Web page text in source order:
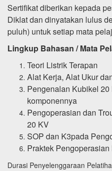
Sertifikat diberikan kepada
Diklat dan dinyatakan lulus
puluh) untuk setiap mata
Lingkup Bahasan / Mata
Teori Listrik Terapan
Alat Kerja, Alat Ukur
Pengenalan Kubikel
komponennya
Pengoperasian dan
20 KV
SOP dan K3pada
Praktek
Durasi Penyelenggaraan